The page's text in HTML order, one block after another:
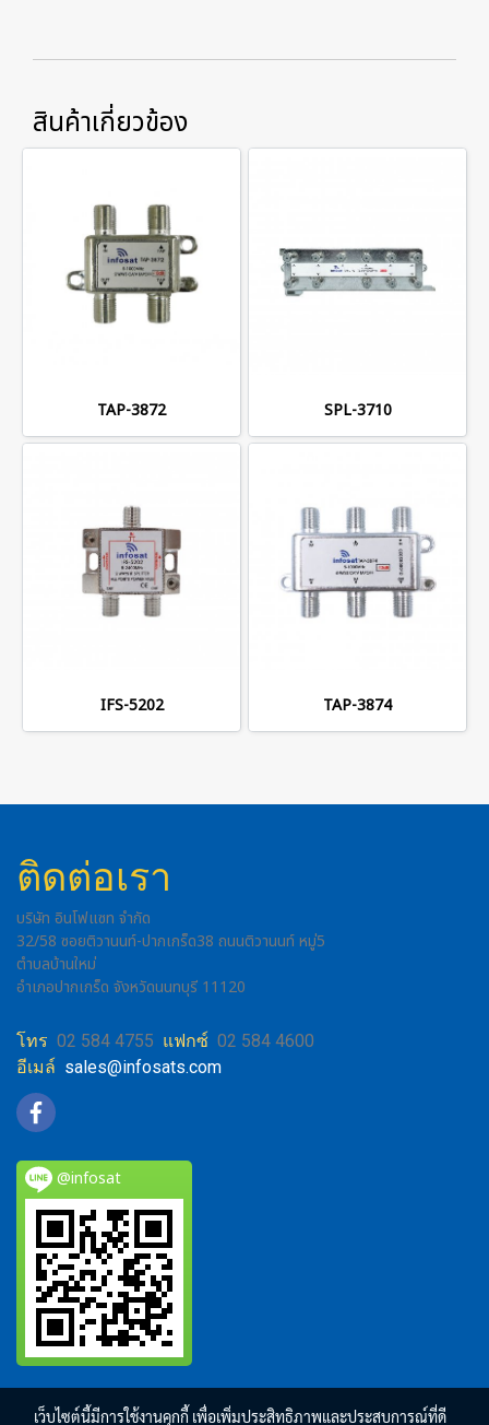
สินค้าเกี่ยวข้อง
TAP-3872 SPL-3710
IFS-5202 TAP-3874
ติดต่อเรา
บริษัท อินโฟแซท จำกัด
32/58 ซอยติวานนท์-ปากเกร็ด38 ถนนติวานนท์ หมู่5
ตำบลบ้านใหม่
อำเภอปากเกร็ด จังหวัดนนทบุรี 11120
โทร 02 584 4755 แฟกซ์ 02 584 4600
อีเมล์ sales@infosats.com
@infosat
เว็บไซต์นี้มีการใช้งานคุกกี้ เพื่อเพิ่มประสิทธิภาพและประสบการณ์ที่ดี